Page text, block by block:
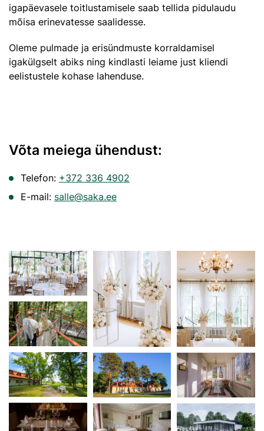
igapäevasele toitlustamisele saab tellida pidulaudu
mõisa erinevatesse saalidesse.
Oleme pulmade ja erisündmuste korraldamisel
igakülgselt abiks ning kindlasti leiame just kliendi
eelistustele kohase lahenduse.
Võta meiega ühendust:
Telefon: +372 336 4902
E-mail: salle@saka.ee